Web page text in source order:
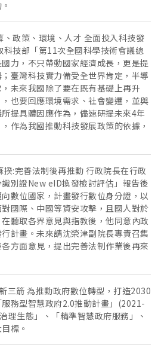
政策、環境、人才 全面投入科技發
技部「第11次全國科學技術會議總
力，不只帶動國家經濟成長，更是提
臺灣科技實力備受全世界肯定，半導
未來我國除了要在既有基礎上再升
也要回應環境需求、社會變遷，並與
提具體因應作為，儘速研提未來4年
作為我國推動科技發展政策的依據，
:完善法制後再推動 行政院長在行政
別證New eID換發檢討評估」報告後
數位國家，計畫發行數位身分證，以
國際、中國等資安攻擊，且國人對於
聽取各界意見與指教後，他同意內政
計畫。未來請沈榮津副院長專責召集
方面意見，提出完善法制作業後再來
三箭 為推動政府數位轉型，打造2030
務型智慧政府2.0推動計畫」(2021-
理生態」、「精準智慧政府服務」、
標。